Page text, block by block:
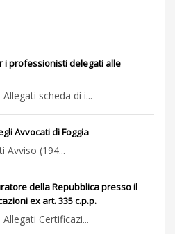
i professionisti delegati alle
scheda di i...
Avvocati di Foggia
Avviso (194...
della Repubblica presso il
ex art. 335 c.p.p.
Certificazi...